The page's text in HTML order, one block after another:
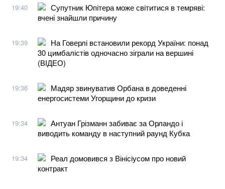
19:40
Супутник Юпітера може світитися в темряві:
вчені знайшли причину
19:39
На Говерлі встановили рекорд України: понад
30 цимбалістів одночасно зіграли на вершині
(ВІДЕО)
19:36
Мадяр звинуватив Орбана в доведенні
енергосистеми Угорщини до кризи
19:34
Антуан Грізманн забиває за Орландо і
виводить команду в наступний раунд Кубка
19:34
Реал домовився з Вінісіусом про новий
контракт